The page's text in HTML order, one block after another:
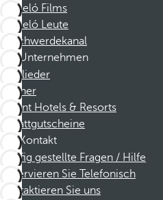
Barceló Films
Barceló Leute
Beschwerdekanal
Unternehmen
Mitglieder
Partner
Dorint Hotels & Resorts
Rabattgutscheine
Kontakt
Häufig gestellte Fragen / Hilfe
Reservieren Sie Telefonisch
Kontaktieren Sie uns